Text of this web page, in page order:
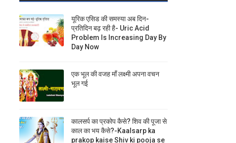
यूरिक एसिड की समस्या अब दिन-
प्रतिदिन बढ़ रही है- Uric Acid
Problem Is Increasing Day By
Day Now
एक भूल की वजह माँ लक्ष्मी अपना वचन
भूल गई
कालसर्प का प्रकोप कैसे? शिव की पूजा से
काल का भय कैसे?-Kaalsarp ka
prakop kaise Shiv ki pooja se